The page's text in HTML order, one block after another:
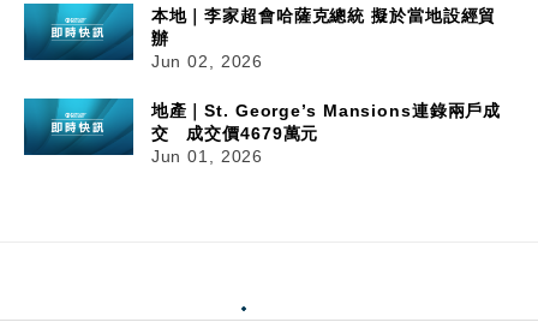
本地｜李家超會哈薩克總統 擬於當地設經貿
辦
Jun 02, 2026
地產｜St. George’s Mansions連錄兩戶成
交 成交價4679萬元
Jun 01, 2026